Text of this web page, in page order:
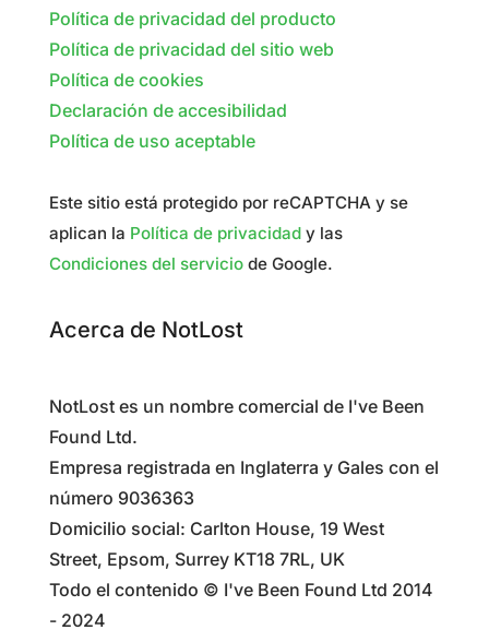
Política de privacidad del producto
Política de privacidad del sitio web
Política de cookies
Declaración de accesibilidad
Política de uso aceptable
Este sitio está protegido por reCAPTCHA y se
aplican la Política de privacidady las
Condiciones del serviciode Google.
Acerca de NotLost
NotLost es un nombre comercial de I've Been
Found Ltd.
Empresa registrada en Inglaterra y Gales con el
número 9036363
Domicilio social: Carlton House, 19 West
Street, Epsom, Surrey KT18 7RL, UK
Todo el contenido © I've Been Found Ltd 2014
- 2024